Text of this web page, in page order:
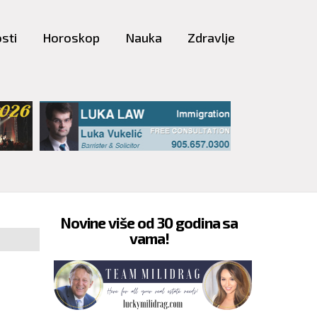
Horoskop Nauka Zdravlje
Novine više od 30 godina sa
vama!